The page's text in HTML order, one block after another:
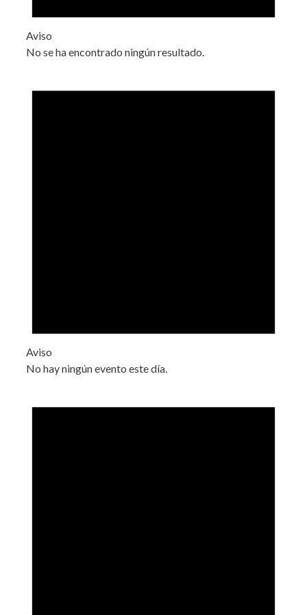
Aviso
No se ha encontrado ningún resultado.
Aviso
No hay ningún evento este día.